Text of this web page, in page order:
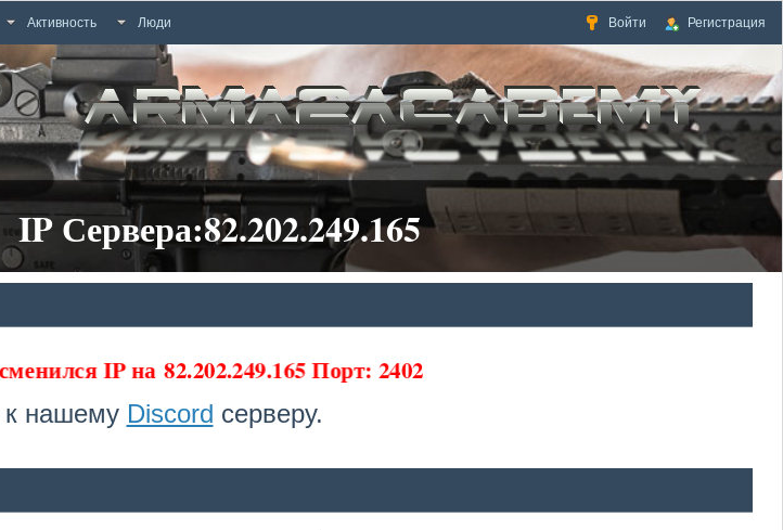
Активность Люди Войти Регистрация
IP Сервера:82.202.249.165
IP на 82.202.249.165 Порт: 2402
к нашему Discord серверу.